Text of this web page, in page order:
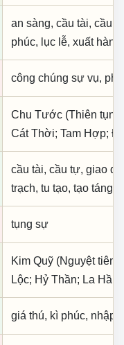
an sàng, cầu tài, cầu
phúc, lục lễ, xuất
công chúng sự vụ,
Chu Tước (Thiên
Cát Thời; Tam Hợp;
cầu tài, cầu tự, giao
trạch, tu tạo, tạo táng,
tụng sự
Kim Quỹ (Nguyệt
Lộc; Hỷ Thần; La
giá thú, kì phúc, nhập